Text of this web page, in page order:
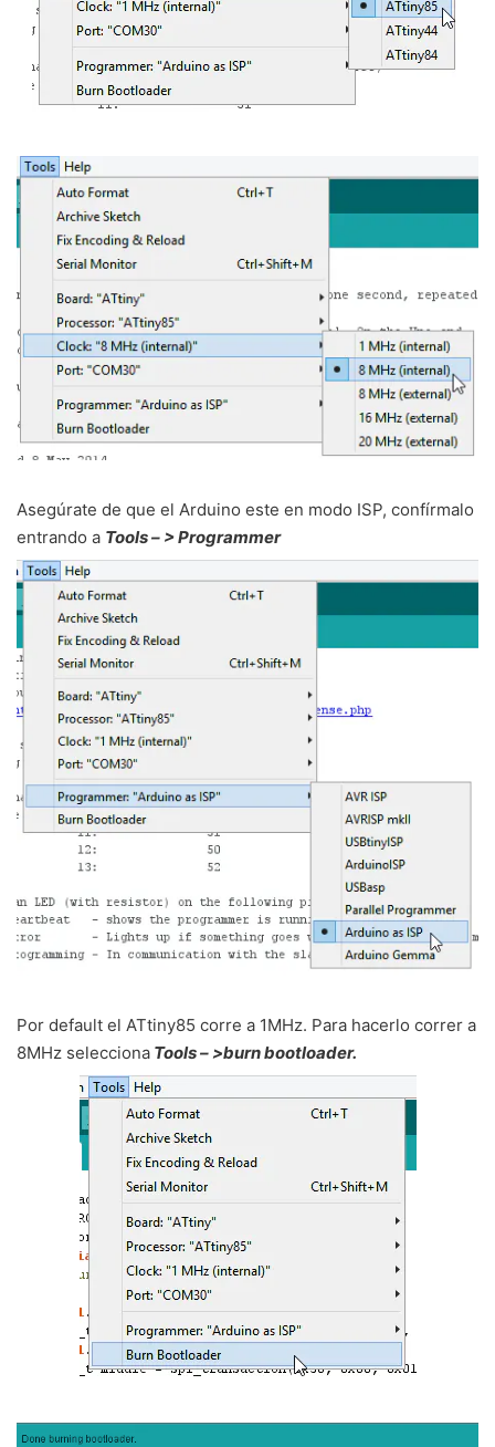
Asegúrate de que el Arduino este en modo ISP, confírmalo
entrando a Tools – > Programmer
Por default el ATtiny85 corre a 1MHz. Para hacerlo correr a
8MHz selecciona Tools – >burn bootloader.